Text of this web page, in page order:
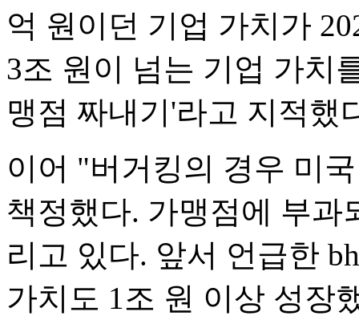
억 원이던 기업 가치가
3조 원이 넘는 기업 가치
맹점 짜내기'라고 지적했
이어 "버거킹의 경우 미
책정했다. 가맹점에 부과
리고 있다. 앞서 언급한
가치도 1조 원 이상 성장